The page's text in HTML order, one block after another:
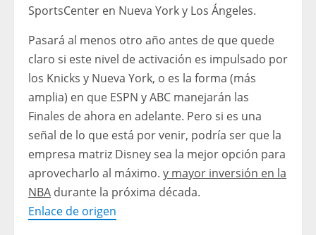
SportsCenter en Nueva York y Los Ángeles.
Pasará al menos otro año antes de que quede
claro si este nivel de activación es impulsado por
los Knicks y Nueva York, o es la forma (más
amplia) en que ESPN y ABC manejarán las
Finales de ahora en adelante. Pero si es una
señal de lo que está por venir, podría ser que la
empresa matriz Disney sea la mejor opción para
aprovecharlo al máximo. y mayor inversión en la
NBA durante la próxima década.
Enlace de origen